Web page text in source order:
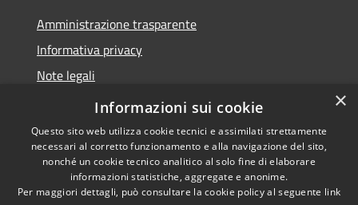
Amministrazione trasparente
Informativa privacy
Note legali
Dichiarazione di accessibilità
Accessibilità
Copyright © 2026 • Città di
Seveso • Powered by
×
Informazioni sui cookie
Questo sito web utilizza cookie tecnici e assimilati strettamente
necessari al corretto funzionamento e alla navigazione del sito,
nonché un cookie tecnico analitico al solo fine di elaborare
informazioni statistiche, aggregate e anonime.
Per maggiori dettagli, può consultare la cookie policy al seguente link